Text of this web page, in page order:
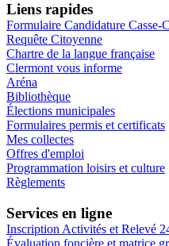
Liens rapides
Formulaire Candidature Casse-
Requête Citoyenne
Chartre de la langue française
Clermont vous informe
Aréna
Bibliothèque
Élections municipales
Formulaires permis et certificats
Mes collectes
Offres d'emploi
Programmation loisirs et culture
Règlements
Services en ligne
Inscription Activités et Relevé